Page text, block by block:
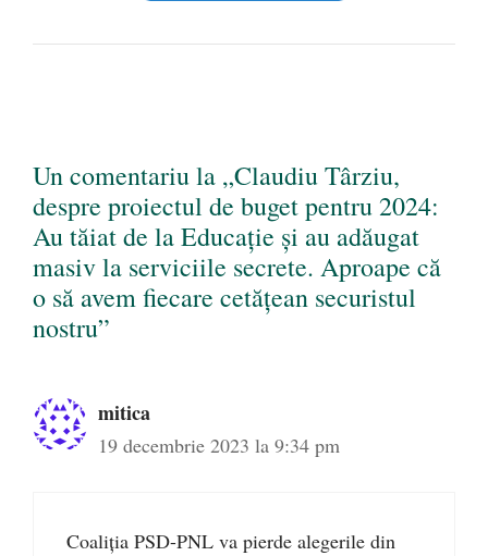
Un comentariu la „Claudiu Târziu,
despre proiectul de buget pentru 2024:
Au tăiat de la Educație și au adăugat
masiv la serviciile secrete. Aproape că
o să avem fiecare cetățean securistul
nostru”
mitica
19 decembrie 2023 la 9:34 pm
Coaliția PSD-PNL va pierde alegerile din